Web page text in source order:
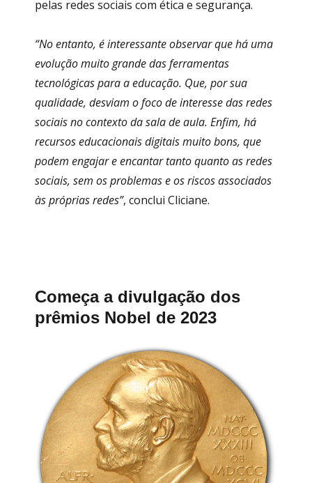
pelas redes sociais com ética e segurança.
“No entanto, é interessante observar que há uma
evolução muito grande das ferramentas
tecnológicas para a educação. Que, por sua
qualidade, desviam o foco de interesse das redes
sociais no contexto da sala de aula. Enfim, há
recursos educacionais digitais muito bons, que
podem engajar e encantar tanto quanto as redes
sociais, sem os problemas e os riscos associados
às próprias redes”, conclui Cliciane.
Começa a divulgação dos
prêmios Nobel de 2023